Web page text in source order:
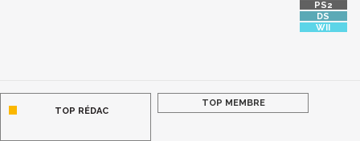
TOP RÉDAC
TOP MEMBRE